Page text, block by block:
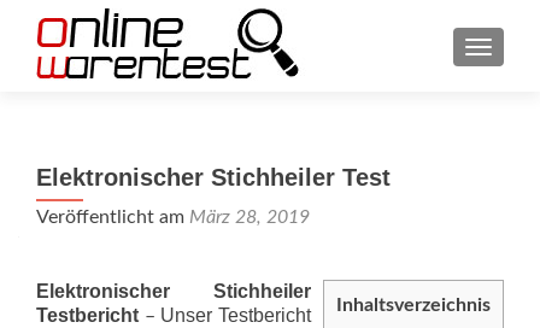
Elektronischer Stichheiler Test
Veröffentlicht am März 28, 2019
Inhaltsverzeichnis
Elektronischer Stichheiler
Testbericht – Unser Testbericht